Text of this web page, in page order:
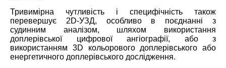
Тривимірна чутливість і специфічність також
перевершує 2D-УЗД, особливо в поєднанні з
судинним аналізом, шляхом використання
доплерівської цифрової ангіографії, або з
використанням 3D кольорового доплерівського або
енергетичного доплерівського дослідження.